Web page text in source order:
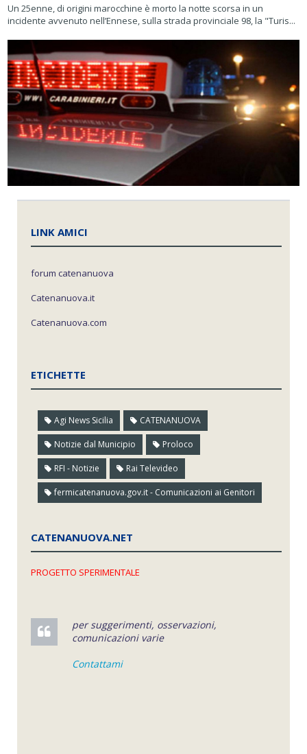
Un 25enne, di origini marocchine è morto la notte scorsa in un
incidente avvenuto nell’Ennese, sulla strada provinciale 98, la "Turis...
LINK AMICI
forum catenanuova
Catenanuova.it
Catenanuova.com
ETICHETTE
Agi News Sicilia CATENANUOVA
Notizie dal Municipio Proloco
RFI - Notizie Rai Televideo
fermicatenanuova.gov.it - Comunicazioni ai Genitori
CATENANUOVA.NET
PROGETTO SPERIMENTALE
per suggerimenti, osservazioni,
comunicazioni varie
Contattami